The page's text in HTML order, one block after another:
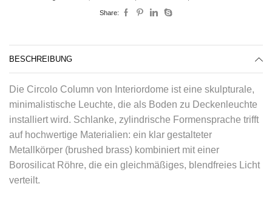
Share:
BESCHREIBUNG
Die Circolo Column von Interiordome ist eine skulpturale,
minimalistische Leuchte, die als Boden zu Deckenleuchte
installiert wird. Schlanke, zylindrische Formensprache trifft
auf hochwertige Materialien: ein klar gestalteter
Metallkörper (brushed brass) kombiniert mit einer
Borosilicat Röhre, die ein gleichmäßiges, blendfreies Licht
verteilt.